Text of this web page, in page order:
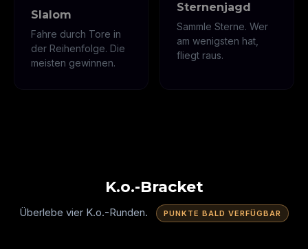
Slalom
Fahre durch Tore in
der Reihenfolge. Die
meisten gewinnen.
Sternenjagd
Sammle Sterne. Wer
am wenigsten hat,
fliegt raus.
K.o.-Bracket
Überlebe vier K.o.-Runden. PUNKTE BALD VERFÜGBAR